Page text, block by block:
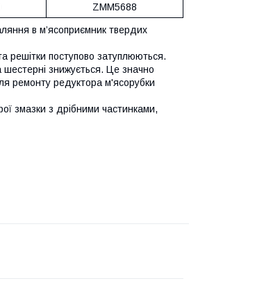
ZMM5688
в м’ясоприємник твердих
решітки поступово затуплюються.
знижується. Це значно
ремонту редуктора м'ясорубки
змазки з дрібними частинками,